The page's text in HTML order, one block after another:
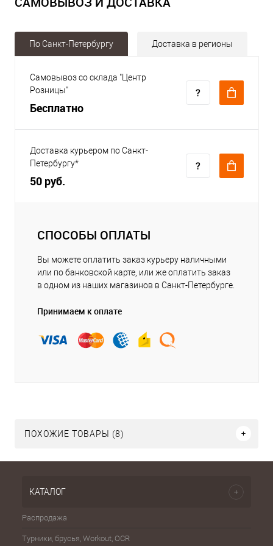
По Санкт-Петербургу Доставка в регионы
Самовывоз со склада "Центр
Розницы"
Бесплатно
Доставка курьером по Санкт-
Петербургу*
50 руб.
СПОСОБЫ ОПЛАТЫ
Вы можете оплатить заказ курьеру наличными
или по банковской карте, или же оплатить заказ
в одном из наших магазинов в Санкт-Петербурге.
Принимаем к оплате
ПОХОЖИЕ ТОВАРЫ (8)
КАТАЛОГ
Распродажа
Турники, брусья, Workout, OCR